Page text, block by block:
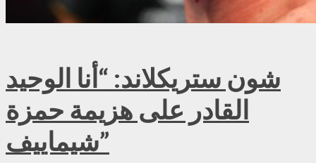
شون ستريكلاند: “أنا الوحيد
القادر على هزيمة حمزة
شيماييف”